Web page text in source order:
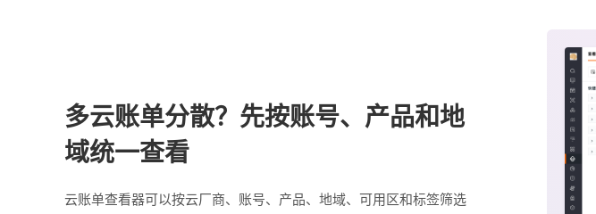
多云账单分散？先按账号、产品和地
域统一查看
云账单查看器可以按云厂商、账号、产品、地域、可用区和标签筛选